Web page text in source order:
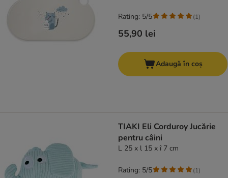
55,90 lei
Rating: 5/5 (1)
Adaugă în coș
TIAKI Eli Corduroy Jucărie
pentru câini
L 25 x l 15 x î 7 cm
Rating: 5/5 (1)